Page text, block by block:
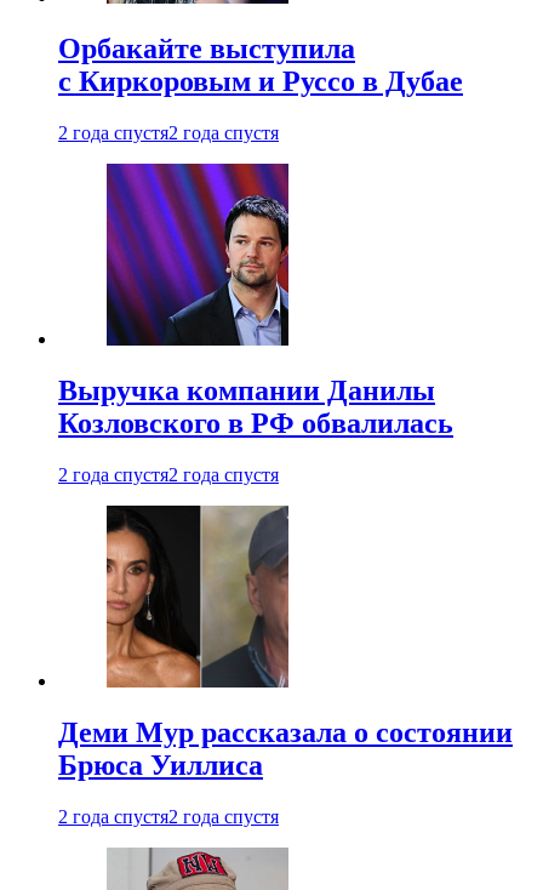
Орбакайте выступила
с Киркоровым и Руссо в Дубае
2 года спустя2 года спустя
Выручка компании Данилы
Козловского в РФ обвалилась
2 года спустя2 года спустя
Деми Мур рассказала о состоянии
Брюса Уиллиса
2 года спустя2 года спустя